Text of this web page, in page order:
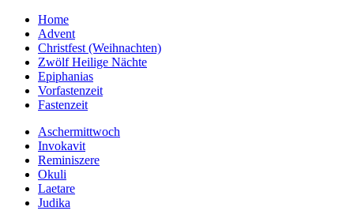
Home
Advent
Christfest (Weihnachten)
Zwölf Heilige Nächte
Epiphanias
Vorfastenzeit
Fastenzeit
Aschermittwoch
Invokavit
Reminiszere
Okuli
Laetare
Judika